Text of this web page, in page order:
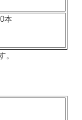
本
。